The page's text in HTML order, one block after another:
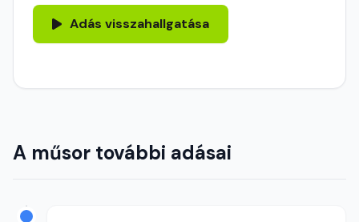
Adás visszahallgatása
A műsor további adásai